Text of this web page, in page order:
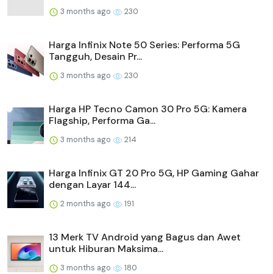
3 months ago 230
Harga Infinix Note 50 Series: Performa 5G
Tangguh, Desain Pr...
3 months ago 230
Harga HP Tecno Camon 30 Pro 5G: Kamera
Flagship, Performa Ga...
3 months ago 214
Harga Infinix GT 20 Pro 5G, HP Gaming Gahar
dengan Layar 144...
2 months ago 191
13 Merk TV Android yang Bagus dan Awet
untuk Hiburan Maksima...
3 months ago 180